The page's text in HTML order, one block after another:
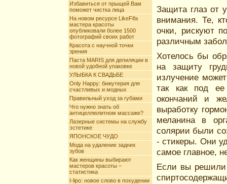
Избавиться от прыщей Вам
поможет чистка лица
На новом ресурсе LikeFifa
мастера красоты
опубликовали более 1500
фотографий своих работ
Красота с научной точки
зрения
Паста MARIS для депиляции в
новой удобной упаковке
УЛЫБКА К СВАДЬБЕ
Only Happy: бижутерия для
счастливых и модных
Правильный уход за губами
Что нужно знать об
антицеллюлитном массаже?
Лазерные системы на службу
эстетике
ЯПОНСКОЕ ЧУДО
Мода на удаление задних
зубов
Как женщины выбирают
мастеров красоты –
статистика
I-lipo: новое слово в похудении
Защита глаз от
внимания. Те,
очки, рискуют
различным
Хотелось бы
на защиту
излучение
так как под ее
окончаний и
выработку
меланина в
солярии были
- стикеры. Они
самое главное,
Если вы решили